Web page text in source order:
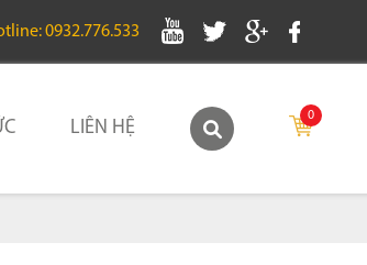
0932.776.533
LIÊN HỆ
0